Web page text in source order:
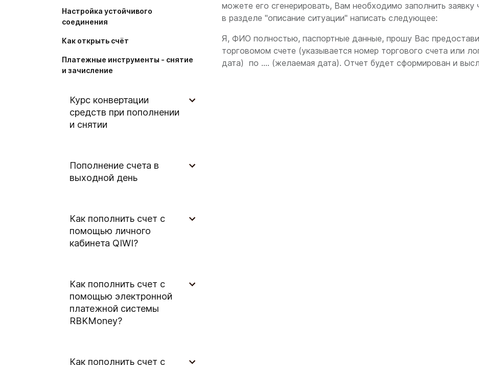
Настройка устойчивого
соединения
Как открыть счёт
Платежные инструменты - снятие
и зачисление
Курс конвертации
средств при пополнении
и снятии
Пополнение счета в
выходной день
Как пополнить счет с
помощью личного
кабинета QIWI?
Как пополнить счет с
помощью электронной
платежной системы
RBKMoney?
Как пополнить счет с
можете его сгенерировать, Вам необходимо заполнить заявку
в разделе "описание ситуации" написать следующее:
Я, ФИО полностью, паспортные данные, прошу Вас
торговомом счете (указывается номер торгового счета или
дата) по .... (желаемая дата). Отчет будет сформирован и